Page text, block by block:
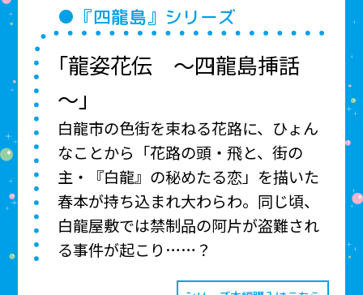
●『四龍島』シリーズ
「龍姿花伝 ～四龍島挿話
～」
白龍市の色街を束ねる花路に、ひょん
なことから「花路の頭・飛と、街の
主・『白龍』の秘めたる恋」を描いた
春本が持ち込まれ大わらわ。同じ頃、
白龍屋敷では禁制品の阿片が盗難され
る事件が起こり……？